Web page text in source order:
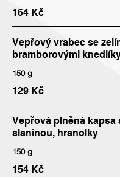
164 Kč
Vepřový vrabec se
bramborovými
150 g
129 Kč
Vepřová plněná kapsa
slaninou, hranolky
150 g
154 Kč